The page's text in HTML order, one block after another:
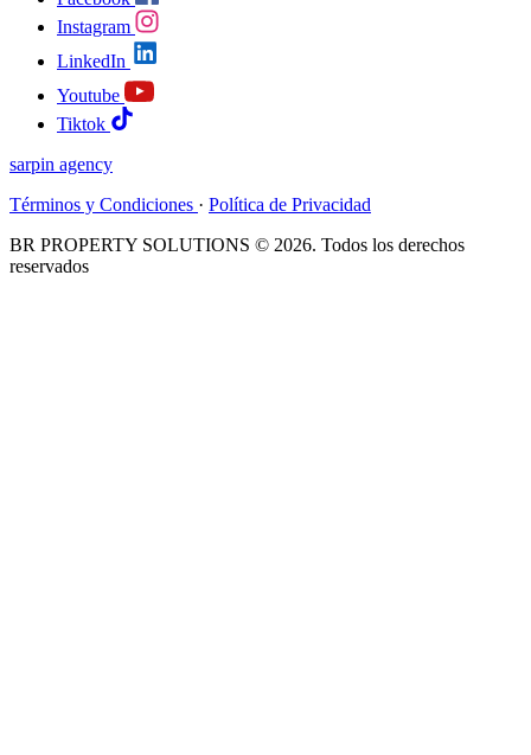
Instagram
LinkedIn
Youtube
Tiktok
sarpin agency
Términos y Condiciones · Política de Privacidad
BR PROPERTY SOLUTIONS © 2026. Todos los derechos
reservados